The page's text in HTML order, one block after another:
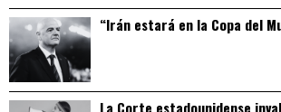
“Irán estará en la Copa del
La Corte estadounidense